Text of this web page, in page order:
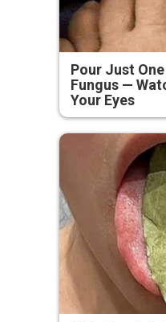
Pour Just
Fungus —
Your Eyes